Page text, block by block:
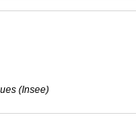
(Insee)